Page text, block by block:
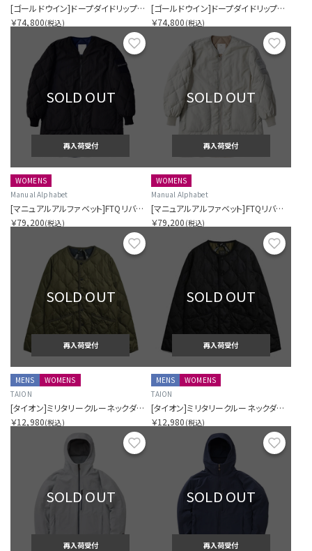
[ゴールドウイン]ドープダイドリップルナイロンダウンジャケット
￥74,800(税込)
[ゴールドウイン]ドープダイドリップルナイロンダウンジャケット
￥74,800 (税込)
お気に入り
SOLD OUT
再入荷受付
WOMENS
Manual Alphabet
[マニュアルアルファベット]FTQリバースダウンコート
￥79,200(税込)
SOLD OUT
再入荷受付
WOMENS
Manual Alphabet
[マニュアルアルファベット]FTQリバースダウンコート
￥79,200 (税込)
お気に入り
SOLD OUT
再入荷受付
MENS
WOMENS
TAION
[タイオン]ミリタリークルーネックダウンジャケット
￥12,980(税込)
SOLD OUT
再入荷受付
MENS
WOMENS
TAION
[タイオン]ミリタリークルーネックダウンジャケット
￥12,980 (税込)
お気に入り
SOLD OUT
再入荷受付
SOLD OUT
再入荷受付